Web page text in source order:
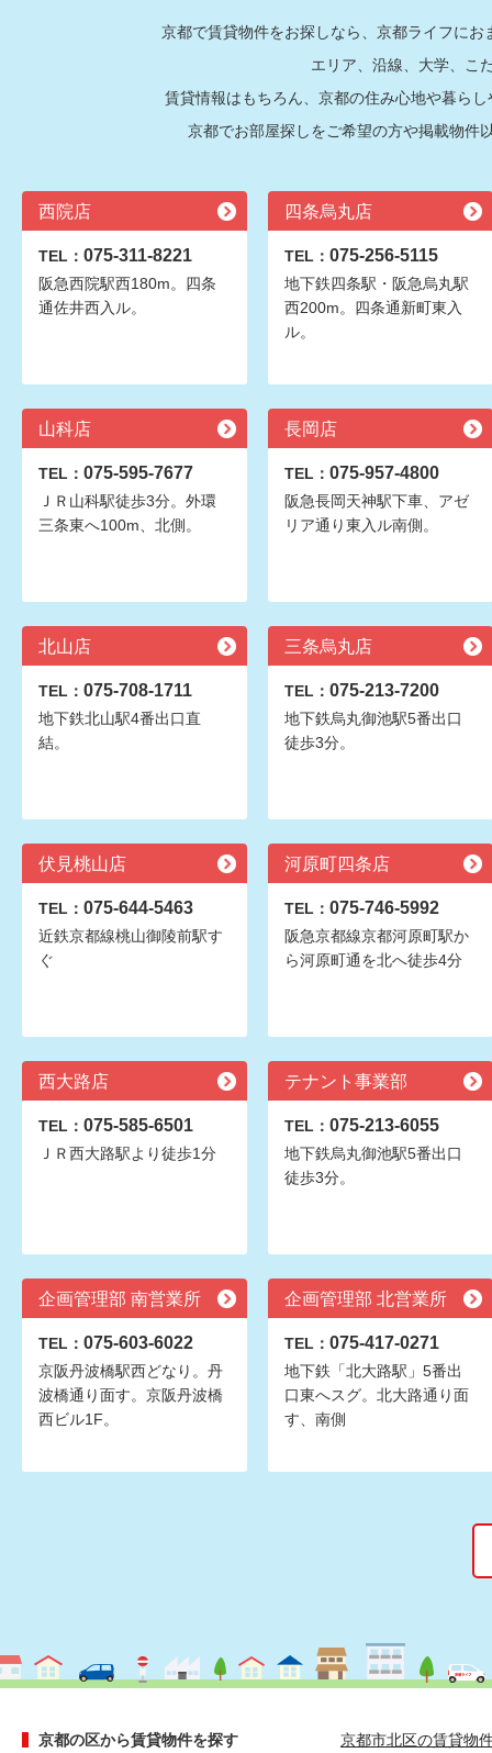
京都で賃貸物件をお探しなら、京都ライフに
エリア、沿線、大学、こ
賃貸情報はもちろん、京都の住み心地や暮ら
京都でお部屋探しをご希望の方や掲載物件
西院店
TEL： 075-311-8221
阪急西院駅西180m。四条
通佐井西入ル。
四条烏丸店
TEL： 075-256-5115
地下鉄四条駅・阪急烏丸駅
西200m。四条通新町東入
ル。
山科店
TEL： 075-595-7677
ＪＲ山科駅徒歩3分。外環
三条東へ100m、北側。
長岡店
TEL： 075-957-4800
阪急長岡天神駅下車、アゼ
リア通り東入ル南側。
北山店
TEL： 075-708-1711
地下鉄北山駅4番出口直
結。
三条烏丸店
TEL： 075-213-7200
地下鉄烏丸御池駅5番出口
徒歩3分。
伏見桃山店
TEL： 075-644-5463
近鉄京都線桃山御陵前駅す
ぐ
河原町四条店
TEL： 075-746-5992
阪急京都線京都河原町駅か
ら河原町通を北へ徒歩4分
西大路店
TEL： 075-585-6501
ＪＲ西大路駅より徒歩1分
テナント事業部
TEL： 075-213-6055
地下鉄烏丸御池駅5番出口
徒歩3分。
企画管理部 南営業所
TEL： 075-603-6022
京阪丹波橋駅西どなり。丹
波橋通り面す。京阪丹波橋
西ビル1F。
企画管理部 北営業所
TEL： 075-417-0271
地下鉄「北大路駅」5番出
口東へスグ。北大路通り面
す、南側
京都の区から賃貸物件を探す 京都市北区の賃貸物